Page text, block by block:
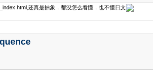
还真是抽象，都没怎么看懂，也不懂日文